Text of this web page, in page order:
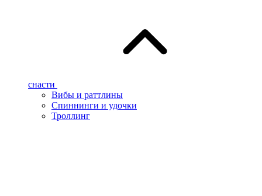
снасти
Вибы и раттлины
Спиннинги и удочки
Троллинг